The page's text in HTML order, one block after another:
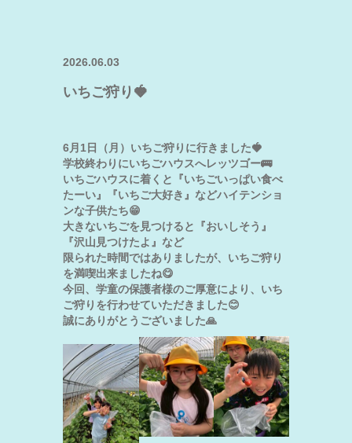
2026.06.03
いちご狩り🍓
6月1日（月）いちご狩りに行きました🍓
学校終わりにいちごハウスへレッツゴー🚌
いちごハウスに着くと『いちごいっぱい食べ
たーい』『いちご大好き』などハイテンショ
ンな子供たち😁
大きないちごを見つけると『おいしそう』
『沢山見つけたよ』など
限られた時間ではありましたが、いちご狩り
を満喫出来ましたね😋
今回、学童の保護者様のご厚意により、いち
ご狩りを行わせていただきました😊
誠にありがとうございました🙏